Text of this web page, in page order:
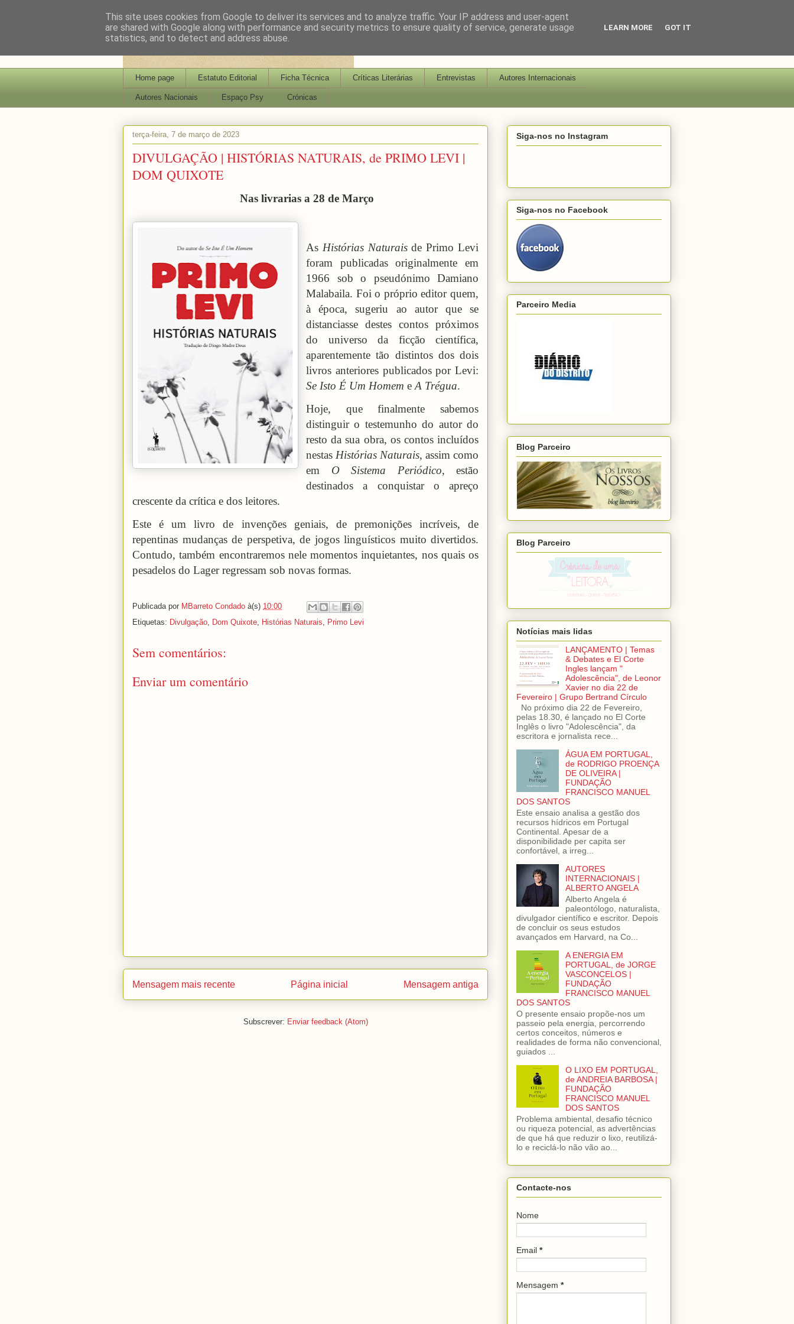
Home page Estatuto Editorial Ficha Técnica Críticas Literárias Entrevistas Autores Internacionais
Autores Nacionais Espaço Psy Crónicas
terça-feira, 7 de março de 2023
DIVULGAÇÃO | HISTÓRIAS NATURAIS, de PRIMO LEVI |
DOM QUIXOTE
Nas livrarias a 28 de Março
As Histórias Naturaisde Primo Levi
foram publicadas originalmente em
1966 sob o pseudónimo Damiano
Malabaila. Foi o próprio editor quem,
à época, sugeriu ao autor que se
distanciasse destes contos próximos
do universo da ficção científica,
aparentemente tão distintos dos dois
livros anteriores publicados por Levi:
Se Isto É Um Homem e A Trégua.
Hoje, que finalmente sabemos
distinguir o testemunho do autor do
resto da sua obra, os contos incluídos
nestas Histórias Naturais, assim como
em O Sistema Periódico, estão
destinados a conquistar o apreço
crescente da crítica e dos leitores.
Este é um livro de invenções geniais, de premonições incríveis, de
repentinas mudanças de perspetiva, de jogos linguísticos muito divertidos.
Contudo, também encontraremos nele momentos inquietantes, nos quais os
pesadelos do Lager regressam sob novas formas.
Publicada por MBarreto Condado à(s) 10:00
Etiquetas: Divulgação, Dom Quixote, Histórias Naturais, Primo Levi
Sem comentários:
Enviar um comentário
Mensagem mais recente Mensagem antiga
Página inicial
Subscrever: Enviar feedback (Atom)
Siga-nos no Instagram
Siga-nos no Facebook
Parceiro Media
Blog Parceiro
Blog Parceiro
Notícias mais lidas
LANÇAMENTO | Temas
& Debates e El Corte
Ingles lançam "
Adolescência", de Leonor
Xavier no dia 22 de
Fevereiro | Grupo Bertrand Círculo
No próximo dia 22 de Fevereiro,
pelas 18.30, é lançado no El Corte
Inglês o livro "Adolescência", da
escritora e jornalista rece...
ÁGUA EM PORTUGAL,
de RODRIGO PROENÇA
DE OLIVEIRA |
FUNDAÇÃO
FRANCISCO MANUEL
DOS SANTOS
Este ensaio analisa a gestão dos
recursos hídricos em Portugal
Continental. Apesar de a
disponibilidade per capita ser
confortável, a irreg...
AUTORES
INTERNACIONAIS |
ALBERTO ANGELA
Alberto Angela é
paleontólogo, naturalista,
divulgador científico e escritor. Depois
de concluir os seus estudos
avançados em Harvard, na Co...
A ENERGIA EM
PORTUGAL, de JORGE
VASCONCELOS |
FUNDAÇÃO
FRANCISCO MANUEL
DOS SANTOS
O presente ensaio propõe-nos um
passeio pela energia, percorrendo
certos conceitos, números e
realidades de forma não convencional,
guiados ...
O LIXO EM PORTUGAL,
de ANDREIA BARBOSA |
FUNDAÇÃO
FRANCISCO MANUEL
DOS SANTOS
Problema ambiental, desafio técnico
ou riqueza potencial, as advertências
de que há que reduzir o lixo, reutilizá-
lo e reciclá-lo não vão ao...
Contacte-nos
Nome
Email *
Mensagem *
This site uses cookies from Google to deliver its services and to analyze traffic. Your IP address and user-agent
are shared with Google along with performance and security metrics to ensure quality of service, generate usage
statistics, and to detect and address abuse.
LEARN MORE GOT IT